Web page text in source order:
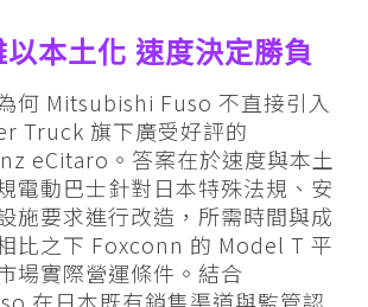
本土化 速度決定勝負
何 Mitsubishi Fuso 不直接引入
Truck 旗下廣受好評的
eCitaro。答案在於速度與本土
電動巴士針對日本特殊法規、安
施要求進行改造，所需時間與成
比之下 Foxconn 的 Model T 平
場實際營運條件。結合
在日本既有銷售渠道與監管認